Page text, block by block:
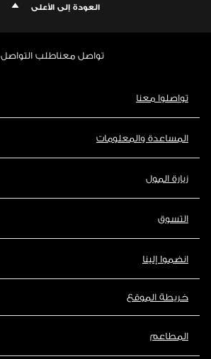
العودة إلى الأعلى
تواصل معناطلب التواصل
تواصلوا معنا
المساعدة والمعلومات
زيارة المول
التسوق
انضموا إلينا
خريطة الموقع
المطاعم